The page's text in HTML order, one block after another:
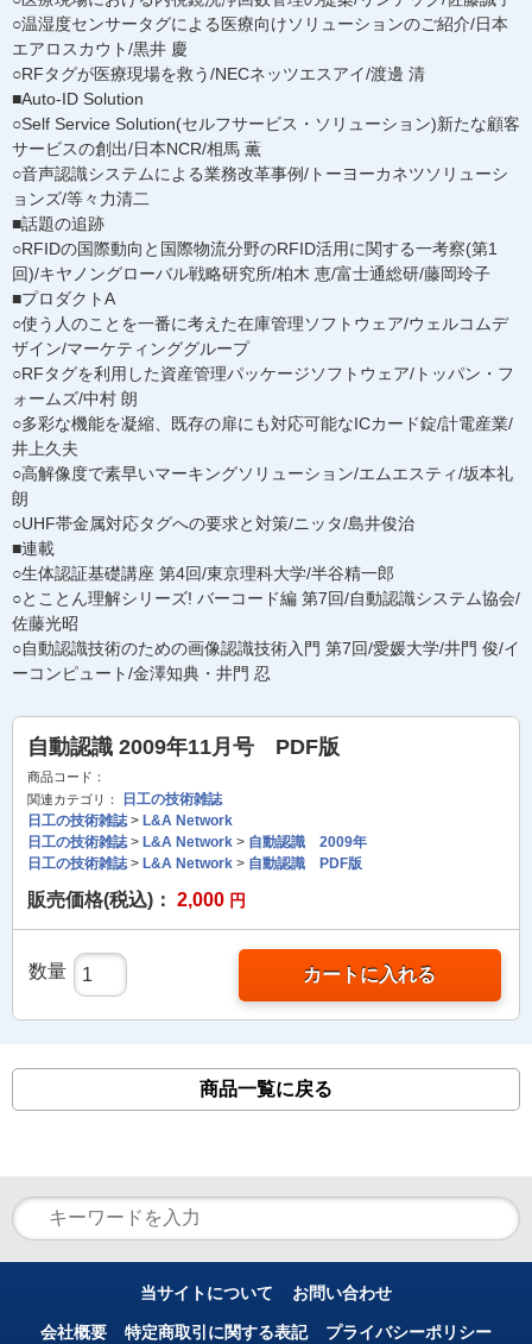
○温湿度センサータグによる医療向けソリューションのご紹介/日本
エアロスカウト/黒井 慶
○RFタグが医療現場を救う/NECネッツエスアイ/渡邊 清
■Auto-ID Solution
○Self Service Solution(セルフサービス・ソリューション)新たな顧客
サービスの創出/日本NCR/相馬 薫
○音声認識システムによる業務改革事例/トーヨーカネツソリューシ
ョンズ/等々力清二
■話題の追跡
○RFIDの国際動向と国際物流分野のRFID活用に関する一考察(第1
回)/キヤノングローバル戦略研究所/柏木 恵/富士通総研/藤岡玲子
■プロダクトA
○使う人のことを一番に考えた在庫管理ソフトウェア/ウェルコムデ
ザイン/マーケティンググループ
○RFタグを利用した資産管理パッケージソフトウェア/トッパン・フ
ォームズ/中村 朗
○多彩な機能を凝縮、既存の扉にも対応可能なICカード錠/計電産業/
井上久夫
○高解像度で素早いマーキングソリューション/エムエスティ/坂本礼
朗
○UHF帯金属対応タグへの要求と対策/ニッタ/島井俊治
■連載
○生体認証基礎講座 第4回/東京理科大学/半谷精一郎
○とことん理解シリーズ! バーコード編 第7回/自動認識システム協会/
佐藤光昭
○自動認識技術のための画像認識技術入門 第7回/愛媛大学/井門 俊/イ
ーコンピュート/金澤知典・井門 忍
自動認識 2009年11月号 PDF版
商品コード：
関連カテゴリ：
日工の技術雑誌
日工の技術雑誌> L&A Network
日工の技術雑誌> L&A Network > 自動認識 2009年
日工の技術雑誌> L&A Network > 自動認識 PDF版
販売価格(税込)： 2,000 円
数量 カートに入れる
商品一覧に戻る
当サイトについて お問い合わせ
会社概要 特定商取引に関する表記 プライバシーポリシー